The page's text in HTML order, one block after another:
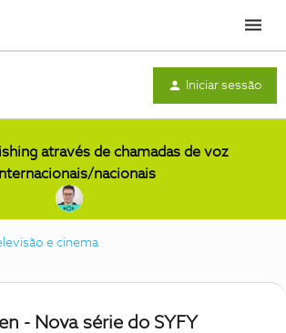
Menu
Iniciar sessão
através de chamadas de voz
nacionais
e cinema
- Nova série do SYFY